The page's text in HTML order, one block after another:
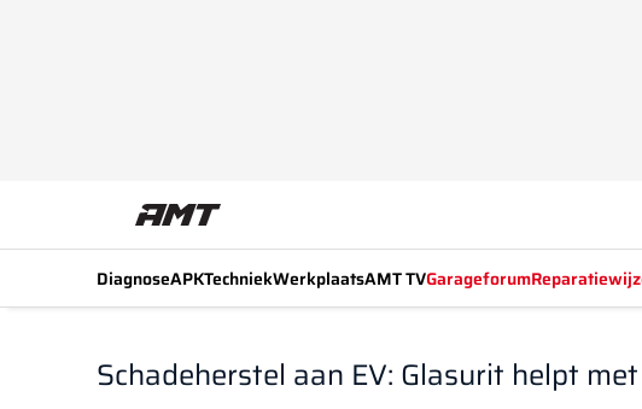
DiagnoseAPKTechniekWerkplaatsAMT TVGarageforum
Schadeherstel aan EV: Glasurit helpt